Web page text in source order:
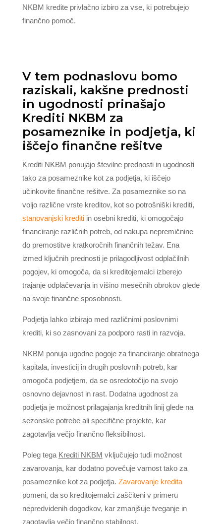
NKBM kredite privlačno izbiro za vse, ki potrebujejo
finančno pomoč.
V tem podnaslovu bomo
raziskali, kakšne prednosti
in ugodnosti prinašajo
Krediti NKBM za
posameznike in podjetja, ki
iščejo finančne rešitve
Krediti NKBM ponujajo številne prednosti in ugodnosti
tako za posameznike kot za podjetja, ki iščejo
učinkovite finančne rešitve. Za posameznike so na
voljo različne vrste kreditov, kot so potrošniški krediti,
stanovanjski kreditiin osebni krediti, ki omogočajo
financiranje različnih potreb, od nakupa nepremičnine
do premostitve kratkoročnih finančnih težav. Ena
izmed ključnih prednosti je prilagodljivost odplačilnih
pogojev, ki omogoča, da si kreditojemalci izberejo
trajanje odplačevanja in višino mesečnih obrokov glede
na svoje finančne sposobnosti.
Podjetja lahko izbirajo med različnimi poslovnimi
krediti, ki so zasnovani za podporo rasti in razvoja.
NKBM ponuja ugodne pogoje za financiranje obratnega
kapitala, investicij in drugih poslovnih potreb, kar
omogoča podjetjem, da se osredotočijo na svojo
osnovno dejavnost in rast. Dodatna ugodnost za
podjetja je možnost prilagajanja kreditnih linij glede na
sezonske potrebe ali specifične projekte, kar
zagotavlja večjo finančno fleksibilnost.
Poleg tega Krediti NKBM vključujejo tudi možnost
zavarovanja, kar dodatno povečuje varnost tako za
posameznike kot za podjetja. Zavarovanje kredita
pomeni, da so kreditojemalci zaščiteni v primeru
nepredvidenih dogodkov, kar zmanjšuje tveganje in
zagotavlja večjo finančno stabilnost.